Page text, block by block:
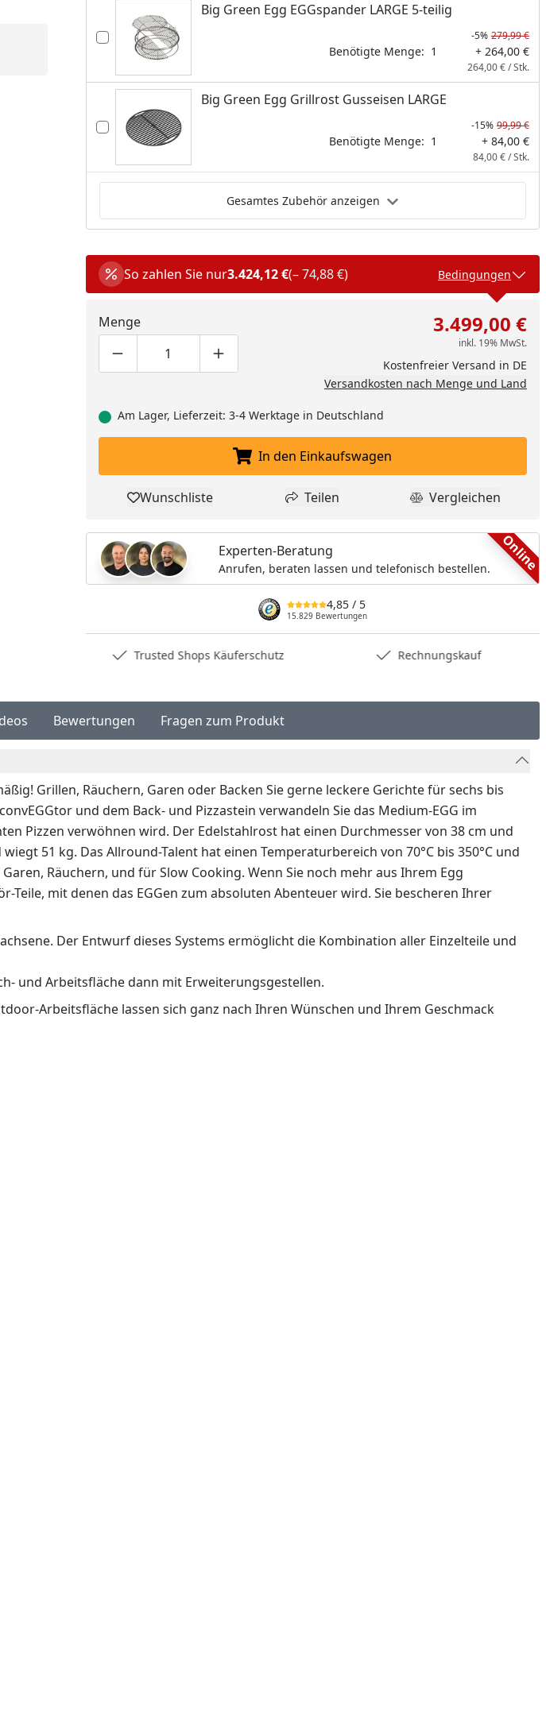
Youtube-Video
Big Green Egg EGGspander LARGE 5-teilig
-5% 279,99 €
Benötigte Menge: 1 + 264,00 €
264,00 € / Stk.
Big Green Egg Grillrost Gusseisen LARGE
-15% 99,99 €
Benötigte Menge: 1 + 84,00 €
84,00 € / Stk.
Gesamtes Zubehör anzeigen
So zahlen Sie nur3.424,12 €(– 74,88 €) Bedingungen
Menge
Produktmenge um eins verringern
Produktmenge manuell eingeben
Produktmenge um eins erhöhen
3.499,00 €
inkl. 19% MwSt.
Kostenfreier Versand in DE
Versandkosten nach Menge und Land
Am Lager, Lieferzeit: 3-4 Werktage in Deutschland
In den Einkaufswagen legen
In den Einkaufswagen
Produkt zur Wunschliste hinzufügen
Wunschliste Teilen
Teilen Produkt
Vergleichen
Online
Experten-Beratung
Anrufen, beraten lassen und telefonisch bestellen.
4,85 / 5
15.829 Bewertungen
Trusted Shops Käuferschutz Rechnungskauf
Bewertungen Fragen zum Produkt
Grillen, Räuchern, Garen oder Backen Sie gerne leckere Gerichte für sechs bis
und dem Back- und Pizzastein verwandeln Sie das Medium-EGG im
Pizzen verwöhnen wird. Der Edelstahlrost hat einen Durchmesser von 38 cm und
51 kg. Das Allround-Talent hat einen Temperaturbereich von 70°C bis 350°C und
Räuchern, und für Slow Cooking. Wenn Sie noch mehr aus Ihrem Egg
mit denen das EGGen zum absoluten Abenteuer wird. Sie bescheren Ihrer
Der Entwurf dieses Systems ermöglicht die Kombination aller Einzelteile und
und Arbeitsfläche dann mit Erweiterungsgestellen.
Arbeitsfläche lassen sich ganz nach Ihren Wünschen und Ihrem Geschmack